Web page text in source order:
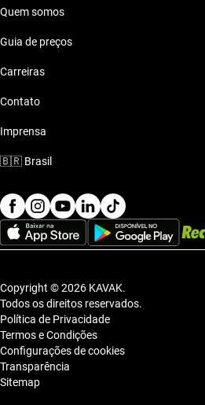
Quem somos
Guia de preços
Carreiras
Contato
Imprensa
🇧🇷 Brasil
Copyright © 2026 KAVAK.
Todos os direitos reservados.
Política de Privacidade
Termos e Condições
Configurações de cookies
Transparência
Sitemap